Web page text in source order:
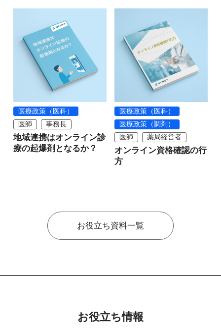
医療政策（医科）
医師
事務長
地域連携はオンライン診
療の起爆剤となるか？
医療政策（医科）
医療政策（調剤）
医師
薬局経営者
オンライン資格確認の行
方
お役立ち資料一覧
お役立ち情報